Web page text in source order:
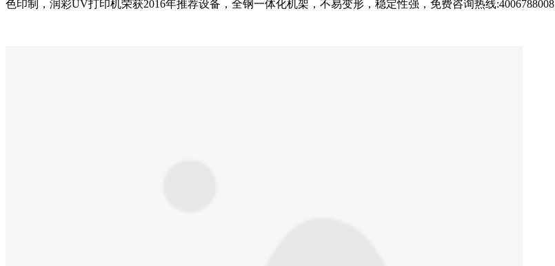
色印制，润彩UV打印机荣获2016年推荐设备，全钢一体化机架，不易变形，稳定性强，免费咨询热线:4006788008